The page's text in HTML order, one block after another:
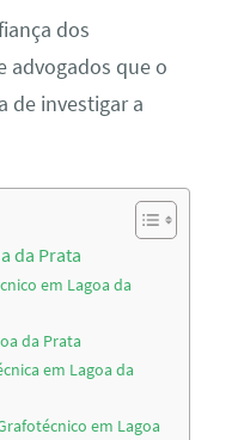
dos
advogados que o
de investigar a
da Prata
em Lagoa da
da Prata
em Lagoa da
em Lagoa